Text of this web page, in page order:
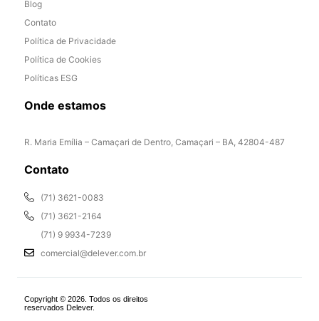
Blog
Contato
Política de Privacidade
Política de Cookies
Políticas ESG
Onde estamos
R. Maria Emília – Camaçari de Dentro, Camaçari – BA, 42804-487
Contato
(71) 3621-0083
(71) 3621-2164
(71) 9 9934-7239
comercial@delever.com.br
Copyright © 2026. Todos os direitos
reservados Delever.